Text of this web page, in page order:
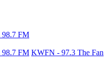
98.7 FM
98.7 FM KWFN - 97.3 The Fan